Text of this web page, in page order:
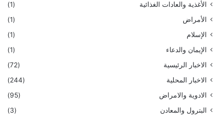
الأغذية والعادات الغذائية
(1)
الأمراض
(1)
الإسلام
(1)
الإيمان والدعاء
(1)
الاخبار الرئيسية
(72)
الاخبار المحلية
(244)
الادوية والامراض
(95)
البترول والمعادن
(3)